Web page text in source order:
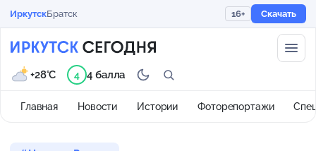
ИркутскБратск 16+ Скачать
Главная Новости Истории Фоторепортажи
+28°C 4 4 балла